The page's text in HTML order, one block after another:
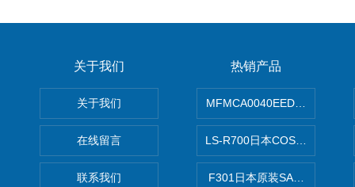
关于我们
关于我们
在线留言
联系我们
热销产品
MFMCA0040EED-H日本
LS-R700日本COSMO科斯莫
F301日本原装SANAI三爱旋